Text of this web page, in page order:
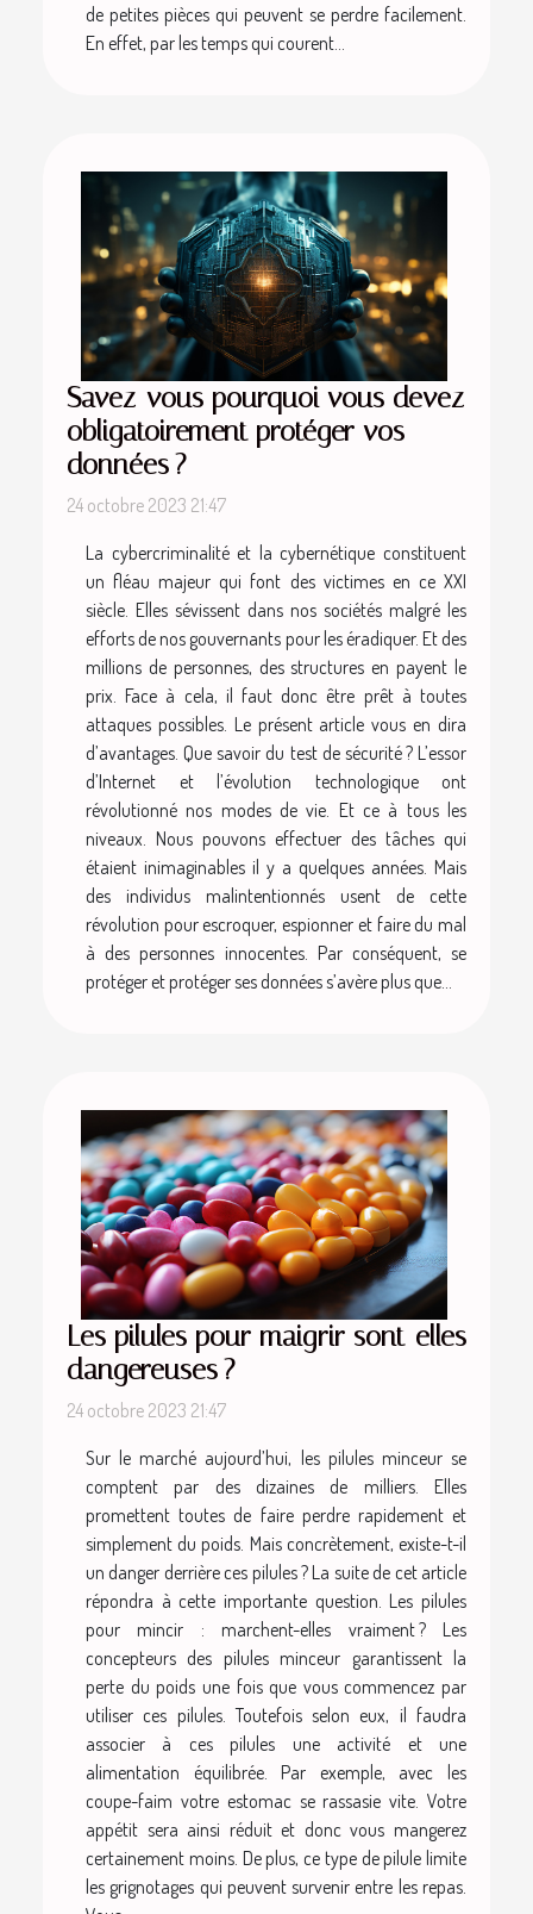
de petites pièces qui peuvent se perdre facilement.
En effet, par les temps qui courent...
Savez-vous pourquoi vous devez
obligatoirement protéger vos
données ?
24 octobre 2023 21:47
La cybercriminalité et la cybernétique constituent
un fléau majeur qui font des victimes en ce XXI
siècle. Elles sévissent dans nos sociétés malgré les
efforts de nos gouvernants pour les éradiquer. Et des
millions de personnes, des structures en payent le
prix. Face à cela, il faut donc être prêt à toutes
attaques possibles. Le présent article vous en dira
d’avantages. Que savoir du test de sécurité ? L’essor
d’Internet et l’évolution technologique ont
révolutionné nos modes de vie. Et ce à tous les
niveaux. Nous pouvons effectuer des tâches qui
étaient inimaginables il y a quelques années. Mais
des individus malintentionnés usent de cette
révolution pour escroquer, espionner et faire du mal
à des personnes innocentes. Par conséquent, se
protéger et protéger ses données s’avère plus que...
Les pilules pour maigrir sont-elles
dangereuses ?
24 octobre 2023 21:47
Sur le marché aujourd’hui, les pilules minceur se
comptent par des dizaines de milliers. Elles
promettent toutes de faire perdre rapidement et
simplement du poids. Mais concrètement, existe-t-il
un danger derrière ces pilules ? La suite de cet article
répondra à cette importante question. Les pilules
pour mincir : marchent-elles vraiment ? Les
concepteurs des pilules minceur garantissent la
perte du poids une fois que vous commencez par
utiliser ces pilules. Toutefois selon eux, il faudra
associer à ces pilules une activité et une
alimentation équilibrée. Par exemple, avec les
coupe-faim votre estomac se rassasie vite. Votre
appétit sera ainsi réduit et donc vous mangerez
certainement moins. De plus, ce type de pilule limite
les grignotages qui peuvent survenir entre les repas.